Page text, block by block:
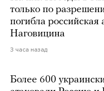
только по
погибла
Наговицина
3 часа назад
Более 600